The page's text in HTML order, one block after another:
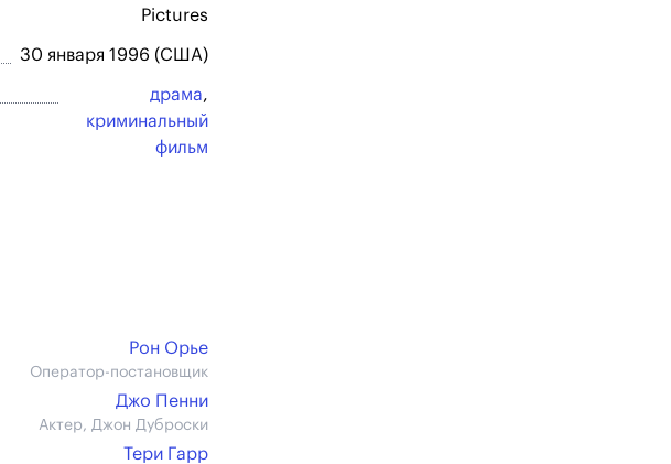
Pictures
30 января 1996 (США)
драма,
криминальный
фильм
Рон Орье
Оператор-постановщик
Джо Пенни
Актер, Джон Дуброски
Тери Гарр